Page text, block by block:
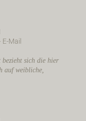
· E-Mail
bezieht sich die hier
auf weibliche,